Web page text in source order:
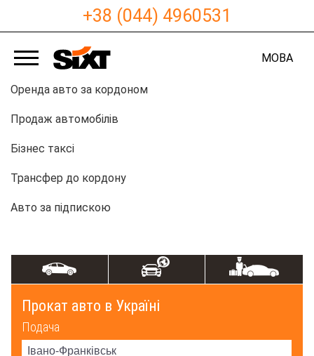
+38 (044) 4960531
МОВА
Оренда авто за кордоном
Продаж автомобілів
Бізнес таксі
Трансфер до кордону
Авто за підпискою
Прокат авто в Україні
Подача